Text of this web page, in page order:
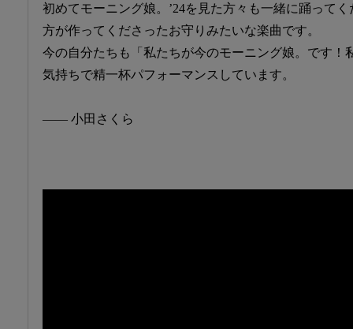
初めてモーニング娘。’24を見た方々も一緒に踊って
方が作ってくださったお守りみたいな楽曲です。
今の自分たちも「私たちが今のモーニング娘。です！
気持ちで精一杯パフォーマンスしています。
―― 小田さくら